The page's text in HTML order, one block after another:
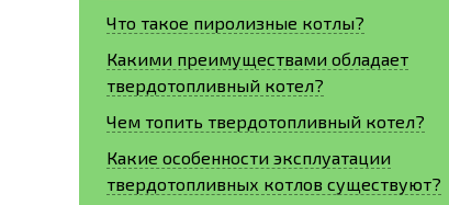
Что такое пиролизные котлы?
Какими преимуществами обладает
твердотопливный котел?
Чем топить твердотопливный котел?
Какие особенности эксплуатации
твердотопливных котлов существуют?